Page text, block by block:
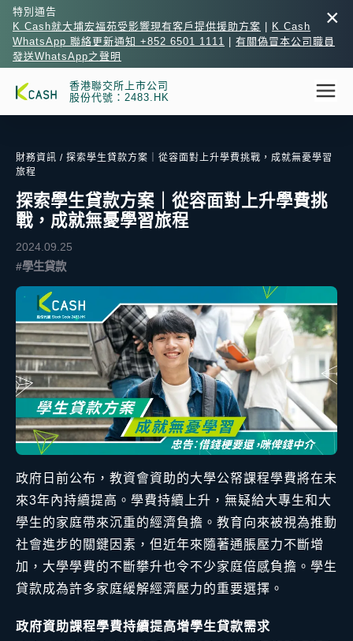
×
特別通告
K Cash就大埔宏福苑受影響現有客戶提供援助方案
K Cash
WhatsApp 聯絡更新通知 +852 6501 1111
有關偽冒本公司職員
發送WhatsApp之聲明
香港聯交所上市公司
股份代號：2483.HK
財務資訊 / 探索學生貸款方案｜從容面對上升學費挑戰，成就無憂學習
旅程
探索學生貸款方案｜從容面對上升學費挑
戰，成就無憂學習旅程
2024.09.25
#學生貸款
政府日前公布，教資會資助的大學公帑課程學費將在未
來3年內持續提高。學費持續上升，無疑給大專生和大
學生的家庭帶來沉重的經濟負擔。教育向來被視為推動
社會進步的關鍵因素，但近年來隨著通脹壓力不斷增
加，大學學費的不斷攀升也令不少家庭倍感負擔。學生
貸款成為許多家庭緩解經濟壓力的重要選擇。
政府資助課程學費持續提高增學生貸款需求